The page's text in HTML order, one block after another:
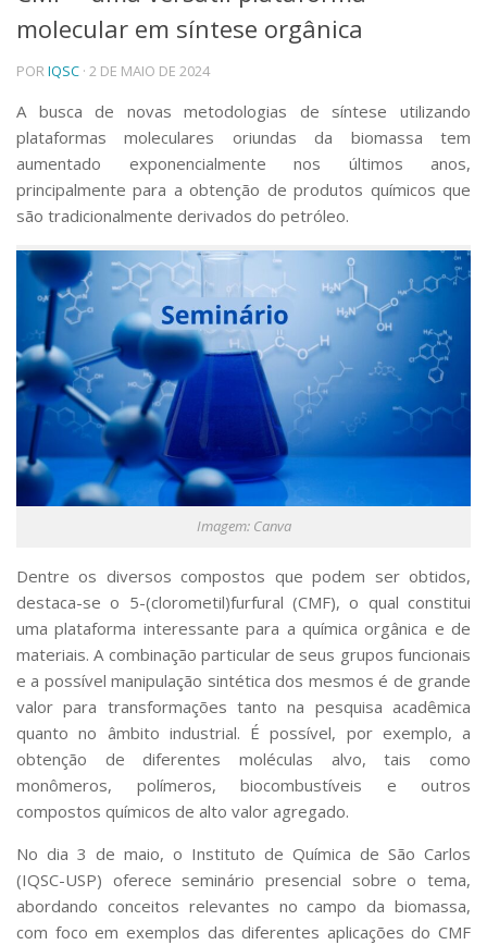
Telefones e Mapas
Pessoas
Ensino
Graduação
Pós-Graduação
Educação a distância
Cursos de Extensão
Pesquisa e Inovação
Centros, Núcleos e Projetos em Rede
Pós-doutorado
Iniciação Científica
Transferência de Tecnologia
Empresas Juniores
Extensão à Comunidade
Projetos, Programas e Cursos
Artes, Cultura e Esportes
Museus e Espaços Interativos
Serviços
Segurança, Trânsito e Prevenção
RH, Administrativo e Financeiro
Outros serviços
Comunicação
Assessorias e Mídias
Aplicativos e Sites
Jornal da USP
Agenda de Eventos
Defesa de Teses
molecular em síntese orgânica
PORIQSC · 2 DE MAIO DE 2024
A busca de novas metodologias de síntese utilizando
plataformas moleculares oriundas da biomassa tem
aumentado exponencialmente nos últimos anos,
principalmente para a obtenção de produtos químicos que
são tradicionalmente derivados do petróleo.
Imagem: Canva
Dentre os diversos compostos que podem ser obtidos,
destaca-se o 5-(clorometil)furfural (CMF), o qual constitui
uma plataforma interessante para a química orgânica e de
materiais. A combinação particular de seus grupos funcionais
e a possível manipulação sintética dos mesmos é de grande
valor para transformações tanto na pesquisa acadêmica
quanto no âmbito industrial. É possível, por exemplo, a
obtenção de diferentes moléculas alvo, tais como
monômeros, polímeros, biocombustíveis e outros
compostos químicos de alto valor agregado.
No dia 3 de maio, o Instituto de Química de São Carlos
(IQSC-USP) oferece seminário presencial sobre o tema,
abordando conceitos relevantes no campo da biomassa,
com foco em exemplos das diferentes aplicações do CMF